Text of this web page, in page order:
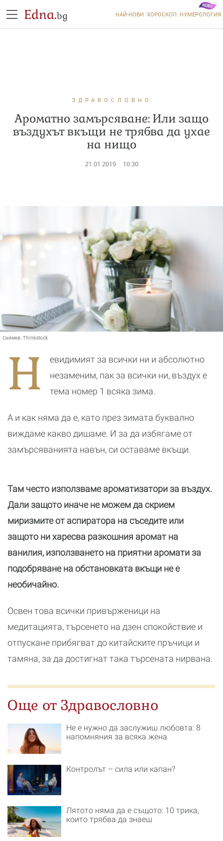
Edna.bg НАЙ-НОВИ ХОРОСКОП НУМЕРОЛОГИЯ
ЗДРАВОСЛОВНО
Ароматно замърсяване: Или защо
въздухът вкъщи не трябва да ухае
на нищо
21.01.2019 10:30
Снимка: Thinkstock
Н
евидимият за всички ни и абсолютно
незаменим, пак за всички ни, въздух е
тема номер 1 всяка зима.
А и как няма да е, като през зимата буквално
виждаме какво дишаме. И за да избягаме от
замърсяванията навън, си оставаме вкъщи.
Там често използваме ароматизатори за въздух.
Дали защото иначе не можем да скрием
миризмите от аспиратора на съседите или
защото ни харесва разкошния аромат на
ванилия, използването на приятни аромати за
подобряване на обстановката вкъщи не е
необичайно.
Освен това всички привърженици на
медитацията, търсенето на дзен спокойствие и
отпускане прибягват до китайските пръчици и
тамяна, за да достигнат така търсената нирвана.
Още от Здравословно
Не е нужно да заслужиш любовта: 8
напомняния за всяка жена
Контролът – сила или капан?
Лятото няма да е същото: 10 трика,
които трябва да знаеш